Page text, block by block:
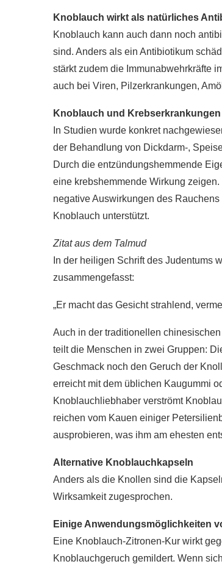
Knoblauch wirkt als natürliches
Knoblauch kann auch dann noch
sind. Anders als ein Antibiotikum
stärkt zudem die Immunabwehrkräfte
auch bei Viren, Pilzerkrankungen,
Knoblauch und Krebserkrankungen
In Studien wurde konkret
der Behandlung von Dickdarm-,
Durch die entzündungshemmende
eine krebshemmende Wirkung
negative Auswirkungen des
Knoblauch unterstützt.
Zitat aus dem Talmud
In der heiligen Schrift des Judentums
zusammengefasst:
„Er macht das Gesicht strahlend,
Auch in der traditionellen
teilt die Menschen in zwei Gruppen:
Geschmack noch den Geruch der
erreicht mit dem üblichen Kaugummi
Knoblauchliebhaber verströmt
reichen vom Kauen einiger
ausprobieren, was ihm am ehesten
Alternative Knoblauchkapseln
Anders als die Knollen sind die
Wirksamkeit zugesprochen.
Einige Anwendungsmöglichkeiten
Eine Knoblauch-Zitronen-Kur wirkt
Knoblauchgeruch gemildert. Wenn
gesünder als
Wie
28. Januar 2020